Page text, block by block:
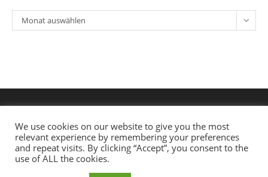
Archiv
Monat auswählen
We use cookies on our website to give you the most
relevant experience by remembering your preferences
and repeat visits. By clicking “Accept”, you consent to the
use of ALL the cookies.